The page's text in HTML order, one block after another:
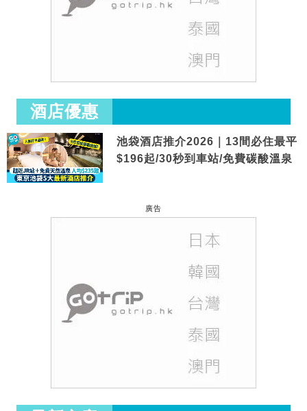
酒店優惠
池袋酒店推介2026｜13間必住最平
$196起/30秒到車站/免費碳酸溫泉
廣告